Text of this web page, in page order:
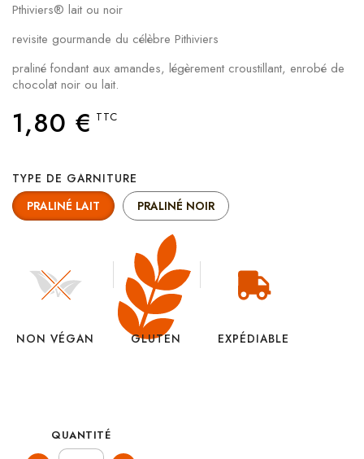
Pthiviers® lait ou noir
revisite gourmande du célèbre Pithiviers
praliné fondant aux amandes, légèrement croustillant, enrobé de
chocolat noir ou lait.
1,80 € TTC
TYPE DE GARNITURE
PRALINÉ LAIT
PRALINÉ NOIR
NON VÉGAN GLUTEN EXPÉDIABLE
QUANTITÉ